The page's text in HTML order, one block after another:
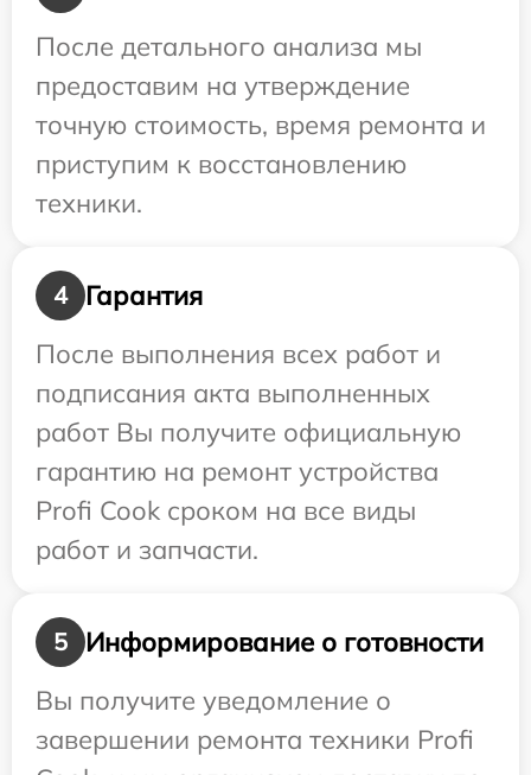
После детального анализа мы
предоставим на утверждение
точную стоимость, время ремонта и
приступим к восстановлению
техники.
4
Гарантия
После выполнения всех работ и
подписания акта выполненных
работ Вы получите официальную
гарантию на ремонт устройства
Profi Cook сроком на все виды
работ и запчасти.
5
Информирование о готовности
Вы получите уведомление о
завершении ремонта техники Profi